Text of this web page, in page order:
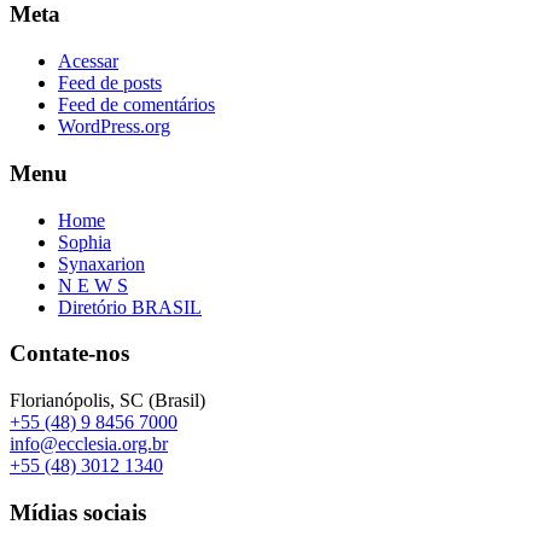
Meta
Acessar
Feed de posts
Feed de comentários
WordPress.org
Menu
Home
Sophia
Synaxarion
N E W S
Diretório BRASIL
Contate-nos
Florianópolis, SC (Brasil)
+55 (48) 9 8456 7000
info@ecclesia.org.br
+55 (48) 3012 1340
Mídias sociais